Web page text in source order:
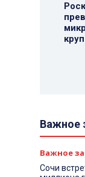
Важное
Важное
Сочи